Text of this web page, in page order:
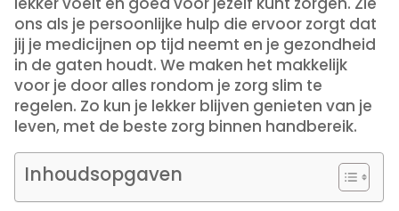
ons als je persoonlijke hulp die ervoor zorgt dat
jij je medicijnen op tijd neemt en je gezondheid
in de gaten houdt. We maken het makkelijk
voor je door alles rondom je zorg slim te
regelen. Zo kun je lekker blijven genieten van je
leven, met de beste zorg binnen handbereik.
Inhoudsopgaven